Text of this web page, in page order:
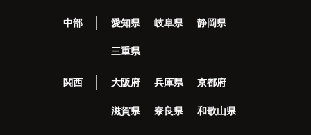
中部 愛知県 岐阜県 静岡県
三重県
関西 大阪府 兵庫県 京都府
滋賀県 奈良県 和歌山県